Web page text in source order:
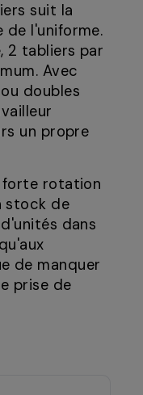
suit la
de l'uniforme.
2 tabliers par
Avec
doubles
un propre
forte rotation
stock de
dans
de manquer
prise de